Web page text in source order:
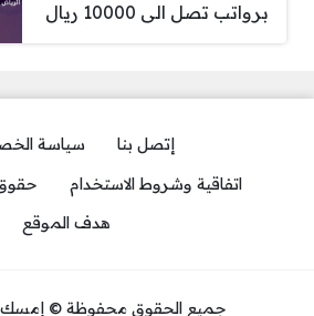
برواتب تصل الى 10000 ريال
إتصل بنا
سياسة
اتفاقية وشروط الاستخدام
حقوق
هدف الموقع
جميع الحقوق محفوظة © إمسك